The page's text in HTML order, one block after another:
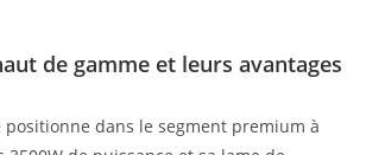
de gamme et leurs avantages
positionne dans le segment premium à